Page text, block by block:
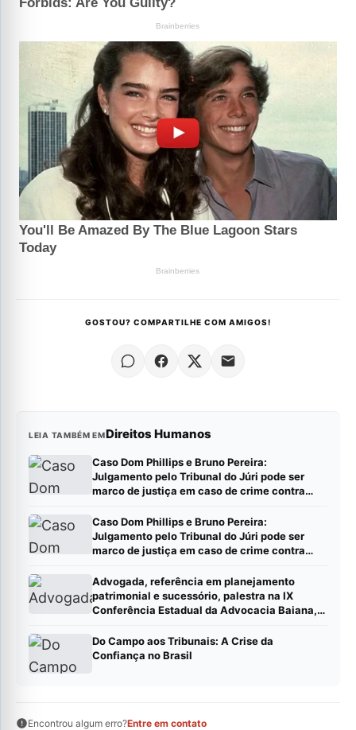
GOSTOU? COMPARTILHE COM AMIGOS!
LEIA TAMBÉM EMDireitos Humanos
Caso Dom Phillips e Bruno Pereira:
Julgamento pelo Tribunal do Júri pode ser
marco de justiça em caso de crime contra
Caso Dom Phillips e Bruno Pereira:
Julgamento pelo Tribunal do Júri pode ser
marco de justiça em caso de crime contra
Advogada, referência em planejamento
patrimonial e sucessório, palestra na IX
Conferência Estadual da Advocacia Baiana,
Do Campo aos Tribunais: A Crise da
Confiança no Brasil
Encontrou algum erro?Entre em contato